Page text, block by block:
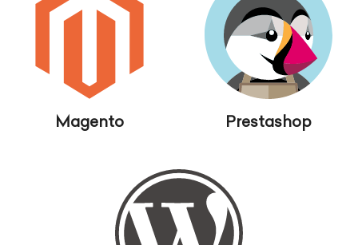
Magento Prestashop